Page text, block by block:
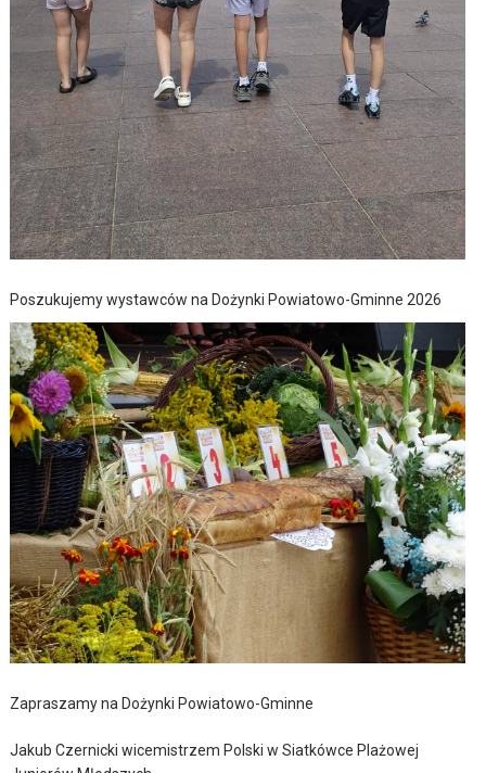
Poszukujemy wystawców na Dożynki Powiatowo-Gminne 2026
Zapraszamy na Dożynki Powiatowo-Gminne
Jakub Czernicki wicemistrzem Polski w Siatkówce Plażowej